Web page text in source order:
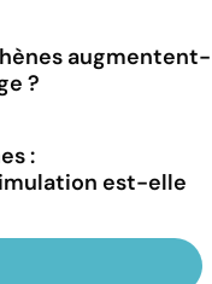
augmentent-
?
:
est-elle